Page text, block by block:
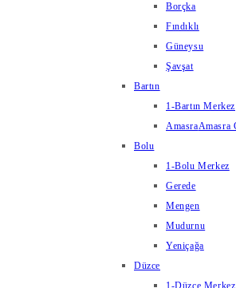
Borçka
Fındıklı
Güneysu
Şavşat
Bartın
1-Bartın Merkez
AmasraAmasra
Bolu
1-Bolu Merkez
Gerede
Mengen
Mudurnu
Yeniçağa
Düzce
1-Düzce Merkez